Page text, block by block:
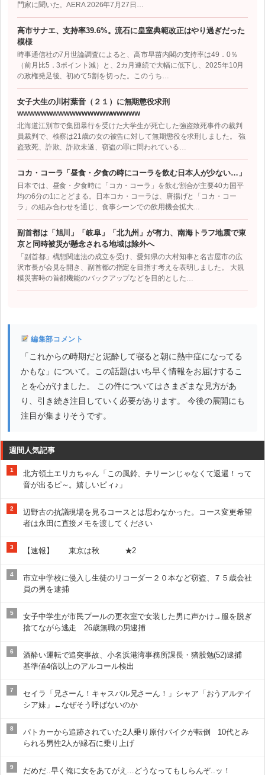
門家に聞いた。AERA 2026年7月27日…
高市サナエ、支持率39.6%。流石に皇室典範改正はやり過ぎだった
模様
時事通信社の7月世論調査によると、高市早苗内閣の支持率は49．0％
（前月比5．3ポイント減）と、2カ月連続で大幅に低下し、2025年10月
の政権発足後、初めて5割を切った。このうち…
女子大生の川村葉音（２１）に無期懲役求刑
wwwwwwwwwwwwwwwwwwwww
北海道江別市で集団暴行を受けた大学生が死亡した強盗致死事件の裁判
員裁判で、検察は21歳の女の被告に対して無期懲役を求刑しました。 強
盗致死、詐欺、詐欺未遂、窃盗の罪に問われている…
コカ・コーラ「昼食・夕食の時にコーラを飲む日本人が少ない…」
日本では、昼食・夕食時に「コカ・コーラ」を飲む割合が主要40カ国平
均の6分の1にとどまる。日本コカ・コーラは、唐揚げと「コカ・コー
ラ」の組み合わせを通じ、食事シーンでの飲用機会拡大…
副首都は「旭川」「岐阜」「北九州」が有力、南海トラフ地震で東
京と同時被災が懸念される地域は除外へ
「副首都」構想関連法の成立を受け、愛知県の大村知事と名古屋市の広
沢市長が会見を開き、副首都の指定を目指す考えを表明しました。 大規
模災害時の首都機能のバックアップなどを目的とした…
編集部コメント
「これからの時期だと泥酔して寝ると朝に熱中症になってる
かもな」について。この話題はいち早く情報をお届けするこ
とを心がけました。 この件についてはさまざまな見方があ
り、引き続き注目していく必要があります。 今後の展開にも
注目が集まりそうです。
週間人気記事
1
北方領土エリカちゃん「この風鈴、チリーンじゃなくて返還！って
音が出るピ～。嬉しいピィ♪」
2
辺野古の抗議現場を見るコースとは思わなかった。コース変更希望
者は永田に直接メモを渡してください
3 【速報】 東京は秋 ★2
4
市立中学校に侵入し生徒のリコーダー２０本など窃盗、７５歳会社
員の男を逮捕
5
女子中学生が市民プールの更衣室で女装した男に声かけ→服を脱ぎ
捨てながら逃走 26歳無職の男逮捕
6
酒酔い運転で追突事故、小名浜港湾事務所課長・猪股勉(52)逮捕
基準値4倍以上のアルコール検出
7
セイラ「兄さーん！キャスバル兄さーん！」シャア「おうアルテイ
シア妹」←なぜそう呼ばないのか
8
パトカーから追跡されていた2人乗り原付バイクが転倒 10代とみ
られる男性2人が縁石に乗り上げ
9 だめだ..早く俺に女をあてがえ…どうなってもしらんぞ..ッ！